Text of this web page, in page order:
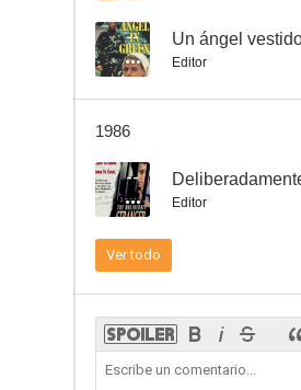
--
-- Un ángel
Editor
1986
--
Editor
Ver todo